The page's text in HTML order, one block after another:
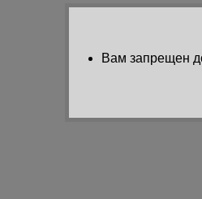
Вам запрещен